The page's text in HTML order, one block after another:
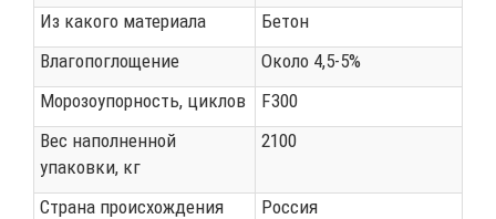
Из какого материала
Бетон
Влагопоглощение
Около 4,5-5%
Морозоупорность, циклов
F300
Вес наполненной
упаковки, кг
2100
Страна происхождения
Россия